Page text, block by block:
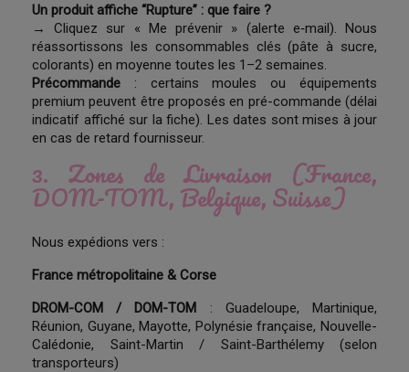
Un produit affiche “Rupture” : que faire ?
→ Cliquez sur « Me prévenir » (alerte e‑mail). Nous
réassortissons les consommables clés (pâte à sucre,
colorants) en moyenne toutes les 1–2 semaines.
Précommande : certains moules ou équipements
premium peuvent être proposés en pré-commande (délai
indicatif affiché sur la fiche). Les dates sont mises à jour
en cas de retard fournisseur.
3. Zones de Livraison (France,
DOM-TOM, Belgique, Suisse)
Nous expédions vers :
France métropolitaine & Corse
DROM-COM / DOM-TOM
: Guadeloupe, Martinique,
Réunion, Guyane, Mayotte, Polynésie française, Nouvelle-
Calédonie, Saint-Martin / Saint-Barthélemy (selon
transporteurs)